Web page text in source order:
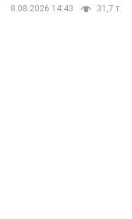
8.08.2026 14:43 31,7 т.